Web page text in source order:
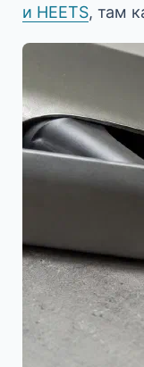
и HEETS, там